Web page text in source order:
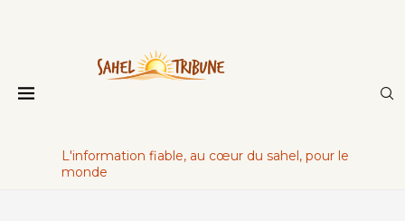
L'information fiable, au cœur du sahel, pour le
monde